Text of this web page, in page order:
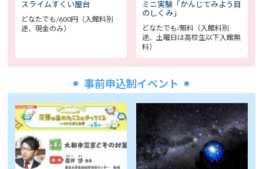
スライムすくい屋台
どなたでも/600円（入館料別
途、現金のみ）
ミニ実験「かんじてみよう目
のしくみ」
どなたでも/無料（入館料別
途、土曜日は高校生以下入館無
料）
事前申込制イベント